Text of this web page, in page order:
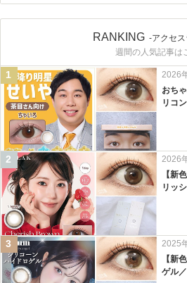
RANKING -アクセ
週間の人気記事は
1
2026
おち
リコ
2
2026
【新
リッ
3
2025
【新
ゲル